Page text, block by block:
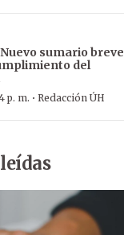
sumario breve
del
p. m. · Redacción ÚH